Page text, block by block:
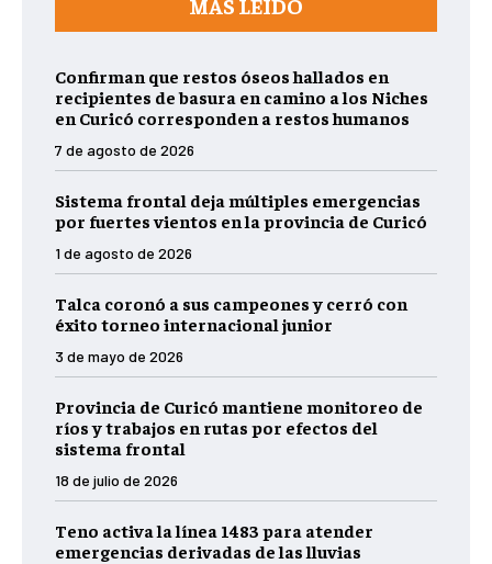
Confirman que restos óseos hallados en
recipientes de basura en camino a los Niches
en Curicó corresponden a restos humanos
7 de agosto de 2026
Sistema frontal deja múltiples emergencias
por fuertes vientos en la provincia de Curicó
1 de agosto de 2026
Talca coronó a sus campeones y cerró con
éxito torneo internacional junior
3 de mayo de 2026
Provincia de Curicó mantiene monitoreo de
ríos y trabajos en rutas por efectos del
sistema frontal
18 de julio de 2026
Teno activa la línea 1483 para atender
emergencias derivadas de las lluvias